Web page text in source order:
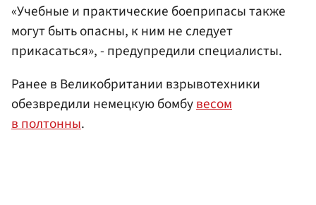
«Учебные и практические боеприпасы также
могут быть опасны, к ним не следует
прикасаться», - предупредили специалисты.
Ранее в Великобритании взрывотехники
обезвредили немецкую бомбувесом
в полтонны.